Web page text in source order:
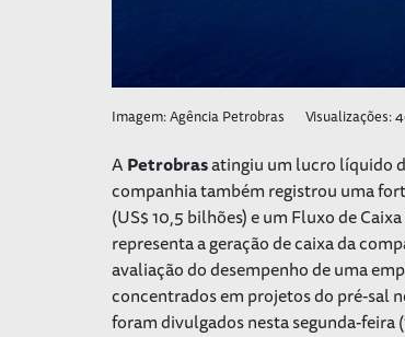
Imagem: Agência Petrobras Visualizações:
APetrobrasatingiu um lucro líquido
companhia também registrou uma
(US$ 10,5 bilhões) e um Fluxo de
representa a geração de caixa da
avaliação do desempenho de uma
concentrados em projetos do pré-sal
foram divulgados nesta segunda-feira